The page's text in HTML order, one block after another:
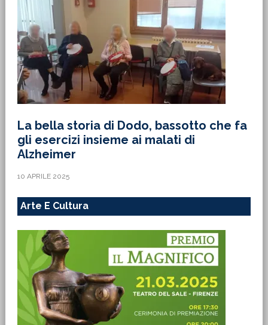
La bella storia di Dodo, bassotto che fa
gli esercizi insieme ai malati di
Alzheimer
10 APRILE 2025
Arte E Cultura